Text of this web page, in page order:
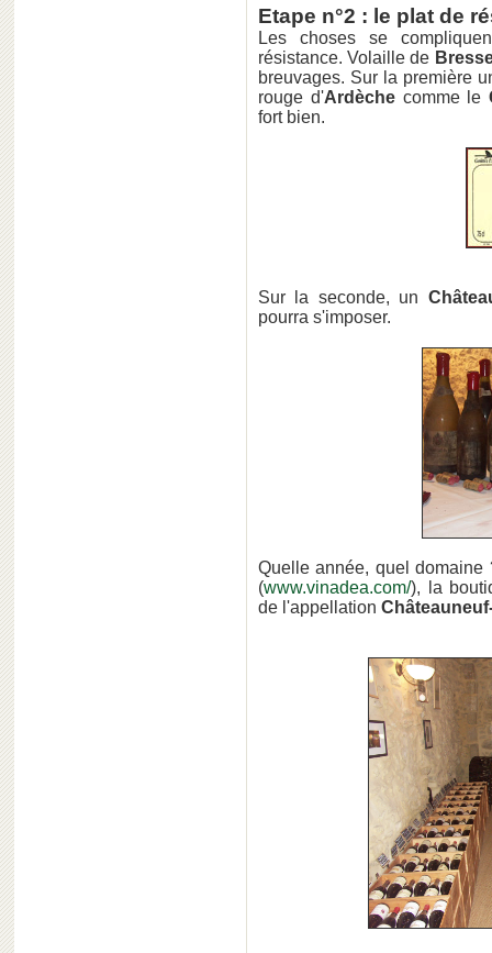
Etape n°2 : le plat de
Les choses se
résistance. Volaille de
breuvages. Sur la première
rouge d'Ardèchecomme le
fort bien.
Sur la seconde, un
pourra s'imposer.
Quelle année, quel
(www.vinadea.com/), la
de l'appellation